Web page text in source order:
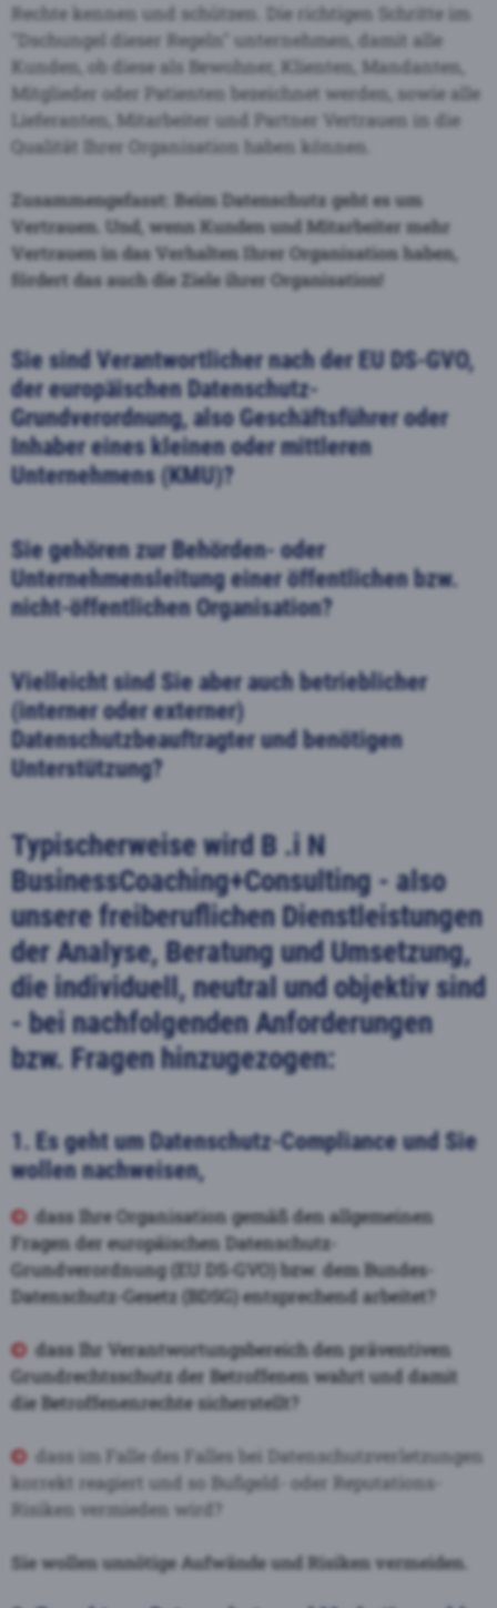
Rechte kennen und schützen. Die richtigen Schritte im
"Dschungel dieser Regeln" unternehmen, damit alle
Kunden, ob diese als Bewohner, Klienten, Mandanten,
Mitglieder oder Patienten bezeichnet werden, sowie alle
Lieferanten, Mitarbeiter und Partner Vertrauen in die
Qualität Ihrer Organisation haben können.
Zusammengefasst: Beim Datenschutz geht es um
Vertrauen. Und, wenn Kunden und Mitarbeiter mehr
Vertrauen in das Verhalten Ihrer Organisation haben,
fördert das auch die Ziele ihrer Organisation!
Sie sind Verantwortlicher nach der EU DS-GVO,
der europäischen Datenschutz-
Grundverordnung, also Geschäftsführer oder
Inhaber eines kleinen oder mittleren
Unternehmens (KMU)?
Sie gehören zur Behörden- oder
Unternehmensleitung einer öffentlichen bzw.
nicht-öffentlichen Organisation?
Vielleicht sind Sie aber auch betrieblicher
(interner oder externer)
Datenschutzbeauftragter und benötigen
Unterstützung?
Typischerweise wird B .i N
BusinessCoaching+Consulting - also
unsere freiberuflichen Dienstleistungen
der Analyse, Beratung und Umsetzung,
die individuell, neutral und objektiv sind
- bei nachfolgenden Anforderungen
bzw. Fragen hinzugezogen:
1. Es geht um Datenschutz-Compliance und Sie
wollen nachweisen,
dass Ihre Organisation gemäß den allgemeinen
Fragen dereuropäischen Datenschutz-
Grundverordnung (EU DS-GVO) bzw. dem Bundes-
Datenschutz-Gesetz (BDSG) entsprechend arbeitet?
dass Ihr Verantwortungsbereich den präventiven
Grundrechtsschutz der Betroffenen wahrt und damit
die Betroffenenrechte sicherstellt?
dass im Falle des Falles bei Datenschutzverletzungen
korrekt reagiert und so Bußgeld- oder Reputations-
Risiken vermieden wird?
Sie wollen unnötige Aufwände und Risiken vermeiden.